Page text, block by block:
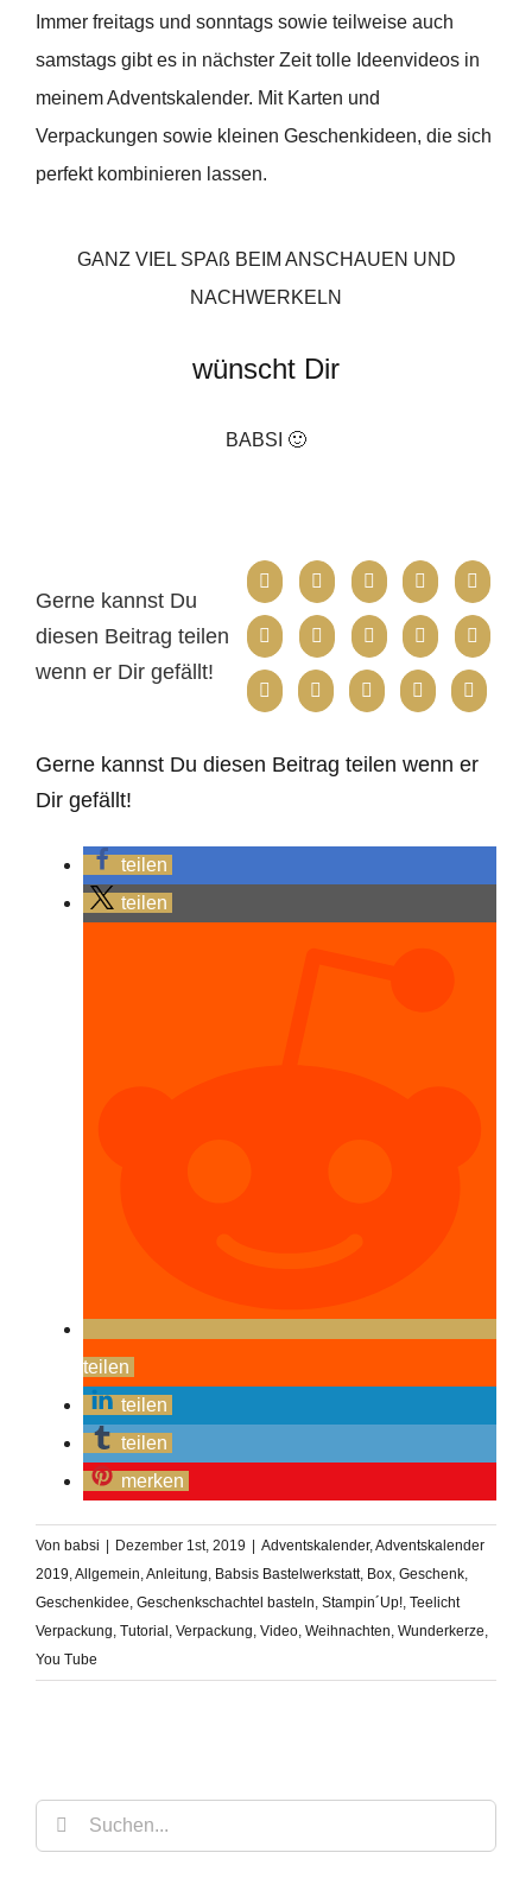
Immer freitags und sonntags sowie teilweise auch
samstags gibt es in nächster Zeit tolle Ideenvideos in
meinem Adventskalender. Mit Karten und
Verpackungen sowie kleinen Geschenkideen, die sich
perfekt kombinieren lassen.
GANZ VIEL SPAß BEIM ANSCHAUEN UND
NACHWERKELN
wünscht Dir
BABSI 🙂
Gerne kannst Du
diesen Beitrag teilen
wenn er Dir gefällt!
Gerne kannst Du diesen Beitrag teilen wenn er
Dir gefällt!
teilen
teilen
teilen
teilen
teilen
merken
Von babsi Dezember 1st, 2019 Adventskalender,Adventskalender
2019,Allgemein,Anleitung, Babsis Bastelwerkstatt, Box, Geschenk,
Geschenkidee, Geschenkschachtel basteln, Stampin´Up!, Teelicht
Verpackung, Tutorial , Verpackung, Video, Weihnachten, Wunderkerze,
You Tube
Suche
nach: